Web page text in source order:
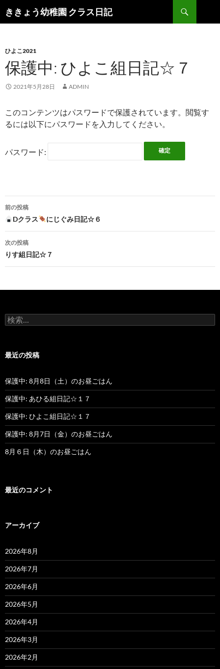
ききょう幼稚園 クラス日記
索
ン
ツ
へ
ス
プ
ひよこ2021
保護中: ひよこ組日記☆７
2021年5月28日 ADMIN
このコンテンツはパスワードで保護されています。閲覧す
るには以下にパスワードを入力してください。
パスワード:
投
稿
ナ
ゲ
シ
ン
前の投稿
Dクラス にじぐみ日記☆６
次の投稿
りす組日記☆７
検
索
最近の投稿
保護中: 8月8日（土）のお昼ごはん
保護中: あひる組日記☆１７
保護中: ひよこ組日記☆１７
保護中: 8月7日（金）のお昼ごはん
8月６日（木）のお昼ごはん
最近のコメント
アーカイブ
2026年8月
2026年7月
2026年6月
2026年5月
2026年4月
2026年3月
2026年2月